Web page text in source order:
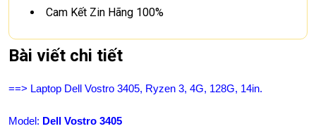
Cam Kết Zin Hãng 100%
Bài viết chi tiết
==> Laptop Dell Vostro 3405, Ryzen 3, 4G, 128G, 14in.
Model: Dell Vostro 3405